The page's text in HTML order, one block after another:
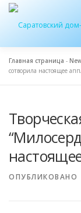
Перейти
содержимому
ОБ
ЖУРНАЛ “ДОМ”
Главная страница -
сотворила настоящее
ОПУБЛИКОВАНО